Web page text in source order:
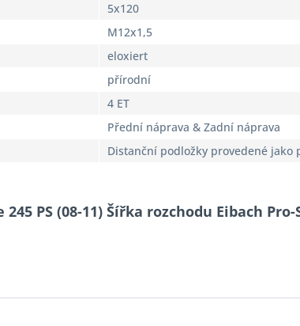
5x120
M12x1,5
eloxiert
přírodní
4 ET
Přední náprava & Zadní náprava
Distanční podložky provedené jako
PS (08-11) Šířka rozchodu Eibach Pro-